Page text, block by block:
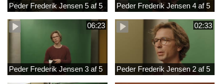
Peder Frederik Jensen 5 af 5 Peder Frederik Jensen 4 af 5
06:23
Peder Frederik Jensen 3 af 5
02:33
Peder Frederik Jensen 2 af 5